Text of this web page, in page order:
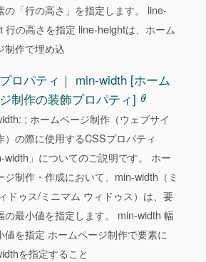
の「行の高さ」を指定します。 line-
行の高さを指定 line-heightは、ホーム
制作で埋め込
ロパティ｜ min-width [ホーム
制作の装飾プロパティ]
; ホームページ制作（ウェブサイ
）の際に使用するCSSプロパティ
width」についてのご説明です。 ホー
ジ制作・作成において、min-width（ミ
ドゥス/ミニマム ウィドゥス）は、要
の最小値を指定します。 min-width 幅
値を指定 ホームページ制作で要素に
を指定すること